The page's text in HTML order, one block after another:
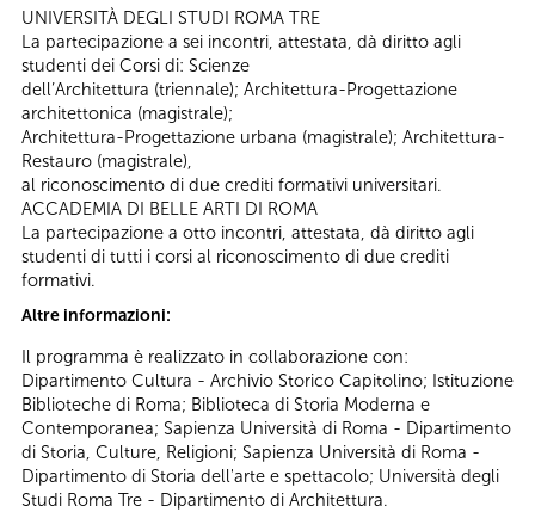
UNIVERSITÀ DEGLI STUDI ROMA TRE
La partecipazione a sei incontri, attestata, dà diritto agli
studenti dei Corsi di: Scienze
dell’Architettura (triennale); Architettura-Progettazione
architettonica (magistrale);
Architettura-Progettazione urbana (magistrale); Architettura-
Restauro (magistrale),
al riconoscimento di due crediti formativi universitari.
ACCADEMIA DI BELLE ARTI DI ROMA
La partecipazione a otto incontri, attestata, dà diritto agli
studenti di tutti i corsi al riconoscimento di due crediti
formativi.
Altre informazioni:
Il programma è realizzato in collaborazione con:
Dipartimento Cultura - Archivio Storico Capitolino; Istituzione
Biblioteche di Roma; Biblioteca di Storia Moderna e
Contemporanea; Sapienza Università di Roma - Dipartimento
di Storia, Culture, Religioni; Sapienza Università di Roma -
Dipartimento di Storia dell'arte e spettacolo; Università degli
Studi Roma Tre - Dipartimento di Architettura.